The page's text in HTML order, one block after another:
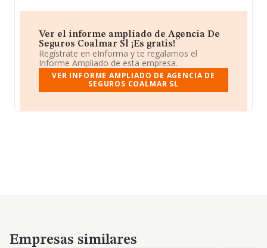
Ver el informe ampliado de Agencia De
Seguros Coalmar Sl ¡Es gratis!
Regístrate en eInforma y te regalamos el
Informe Ampliado de esta empresa.
VER INFORME AMPLIADO DE AGENCIA DE
SEGUROS COALMAR SL
Empresas similares
Empresas similares